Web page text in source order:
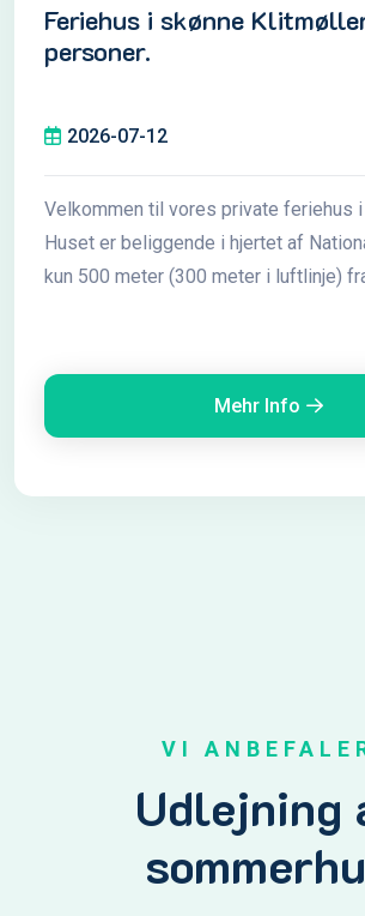
Feriehus i skønne
personer.
2026-07-12
Velkommen til vores private feriehus
Huset er beliggende i hjertet af
kun 500 meter (300 meter i luftlinje)
Mehr Info
VI
Udlejning